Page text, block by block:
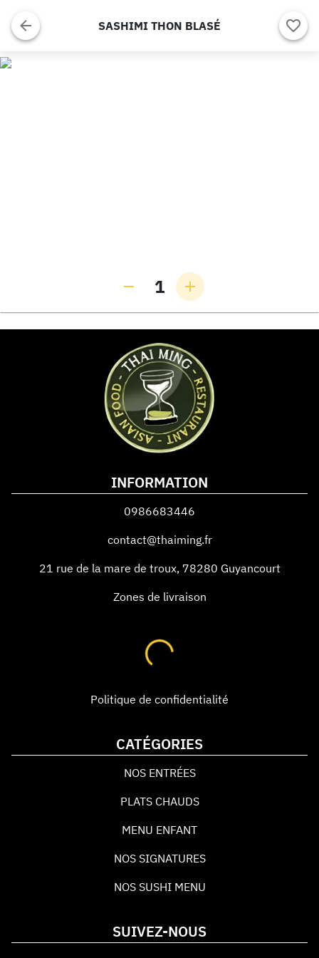
SASHIMI THON BLASÉ
1
INFORMATION
0986683446
contact@thaiming.fr
21 rue de la mare de troux, 78280 Guyancourt
Zones de livraison
Politique de confidentialité
CATÉGORIES
NOS ENTRÉES
PLATS CHAUDS
MENU ENFANT
NOS SIGNATURES
NOS SUSHI MENU
SUIVEZ-NOUS